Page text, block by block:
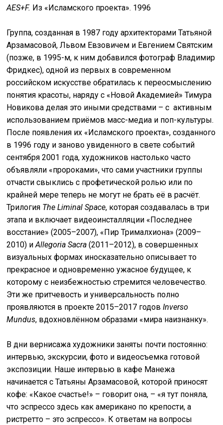
AES+F. Из «Исламского проекта». 1996
Группа, созданная в 1987 году архитекторами Татьяной
Арзамасовой, Львом Евзовичем и Евгением Святским
(позже, в 1995-м, к ним добавился фотограф Владимир
Фридкес), одной из первых в современном
российском искусстве обратилась к переосмыслению
понятия красоты, наряду с «Новой Академией» Тимура
Новикова делая это иными средствами – с активным
использованием приёмов масс-медиа и поп-культуры.
После появления их «Исламского проекта», созданного
в 1996 году и заново увиденного в свете событий
сентября 2001 года, художников настолько часто
объявляли «пророками», что сами участники группы
отчасти свыклись с профетической ролью или по
крайней мере теперь не могут не брать её в расчёт.
Трилогия The Liminal Space, которая создавалась в три
этапа и включает видеоинсталляции «Последнее
восстание» (2005–2007), «Пир Трималхиона» (2009–
2010) иAllegoria Sacra (2011–2012), в совершенных
визуальных формах иносказательно описывает то
прекрасное и одновременно ужасное будущее, к
которому с неизбежностью стремится человечество.
Эти же притчевость и универсальность полно
проявляются в проекте 2015–2017 годовInverso
Mundus, вдохновлённом образами «мира наизнанку».
В дни вернисажа художники заняты почти постоянно:
интервью, экскурсии, фото и видеосъемка готовой
экспозиции. Наше интервью в кафе Манежа
начинается с Татьяны Арзамасовой, которой приносят
кофе: «Какое счастье!» – говорит она, – «я тут поняла,
что эспрессо здесь как американо по крепости, а
ристретто – это эспрессо». К ответам на вопросы